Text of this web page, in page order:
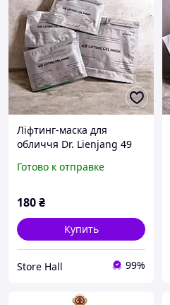
Ліфтинг-маска для
обличчя Dr. Lienjang 49
Готово к отправке
180₴
Купить
Store Hall 99%